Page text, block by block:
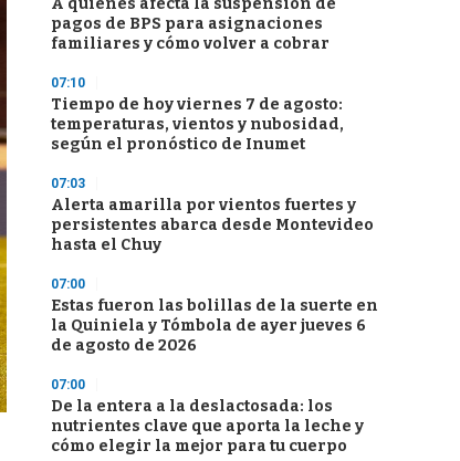
A quiénes afecta la suspensión de
pagos de BPS para asignaciones
familiares y cómo volver a cobrar
07:10
Tiempo de hoy viernes 7 de agosto:
temperaturas, vientos y nubosidad,
según el pronóstico de Inumet
07:03
Alerta amarilla por vientos fuertes y
persistentes abarca desde Montevideo
hasta el Chuy
07:00
Estas fueron las bolillas de la suerte en
la Quiniela y Tómbola de ayer jueves 6
de agosto de 2026
07:00
De la entera a la deslactosada: los
nutrientes clave que aporta la leche y
cómo elegir la mejor para tu cuerpo